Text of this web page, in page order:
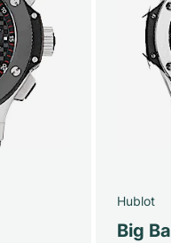
Hublot
Big